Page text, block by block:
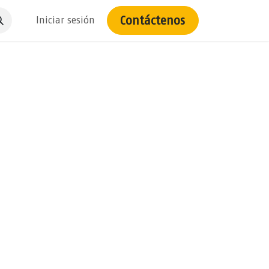
Iniciar sesión Contáctenos